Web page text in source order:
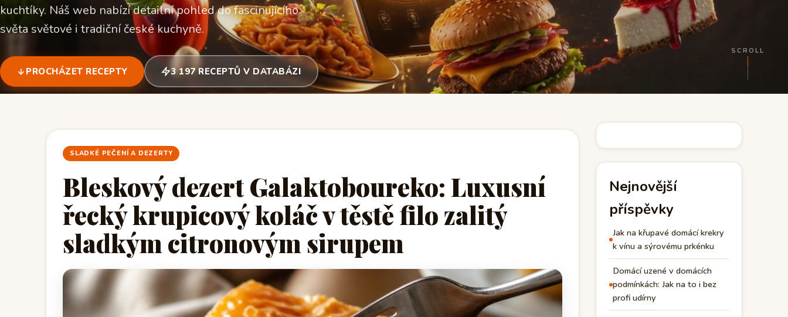
kuchtíky. Náš web nabízí detailní pohled do fascinujícího
světa světové i tradiční české kuchyně.
PROCHÁZET RECEPTY 3 197 RECEPTŮ V DATABÁZI
SCROLL
SLADKÉ PEČENÍ A DEZERTY
Bleskový dezert Galaktoboureko: Luxusní
řecký krupicový koláč v těstě filo zalitý
sladkým citronovým sirupem
Nejnovější
příspěvky
Jak na křupavé domácí krekry
k vínu a sýrovému prkénku
Domácí uzené v domácích
podmínkách: Jak na to i bez
profi udírny